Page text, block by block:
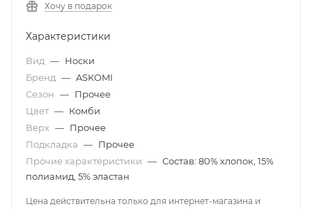
Хочу в подарок
Характеристики
Вид — Носки
Бренд — ASKOMI
Сезон — Прочее
Цвет — Комби
Верх — Прочее
Подкладка — Прочее
Прочие характеристики — Состав: 80% хлопок, 15%
полиамид, 5% эластан
Цена действительна только для интернет-магазина и